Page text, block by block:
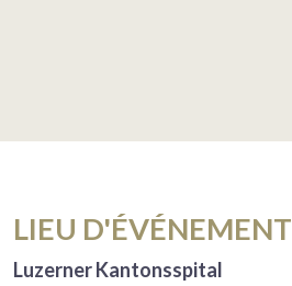
LIEU D'ÉVÉNEMENT
Luzerner Kantonsspital